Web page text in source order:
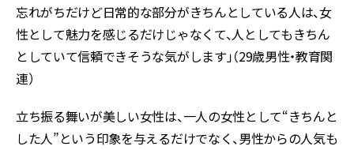
忘れがちだけど日常的な部分がきちんとしている人は、女
性として魅力を感じるだけじゃなくて、人としてもきちん
としていて信頼できそうな気がします」（29歳男性・教育関
連）
立ち振る舞いが美しい女性は、一人の女性として“きちんと
した人”という印象を与えるだけでなく、男性からの人気も